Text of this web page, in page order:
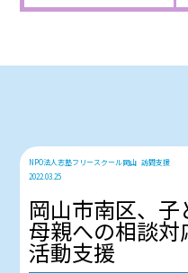
NPO法人志塾フリースクール岡山 訪問支援
2022.03.25
岡山市南区、
母親への相談
活動支援